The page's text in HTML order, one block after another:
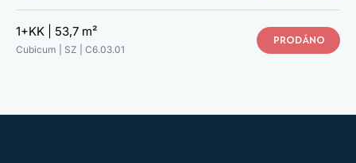
C6.03.03
C6.03.04
C6.03.05
C6.03.06
1+KK | 53,7 m²
Cubicum | SZ | C6.03.01
PRODÁNO
PROHLÉDNĚTE SI SVŮJ NOVÝ